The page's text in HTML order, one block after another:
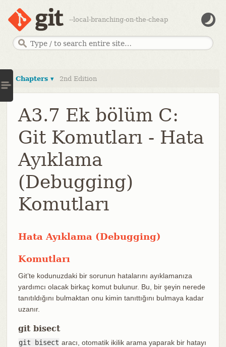
--local-branching-on-the-cheap
Chapters ▾ 2nd Edition
A3.7 Ek bölüm C:
Git Komutları - Hata
Ayıklama
(Debugging)
Komutları
Hata Ayıklama (Debugging)
Komutları
Git’te kodunuzdaki bir sorunun hatalarını ayıklamanıza
yardımcı olacak birkaç komut bulunur. Bu, bir şeyin nerede
tanıtıldığını bulmaktan onu kimin tanıttığını bulmaya kadar
uzanır.
git bisect
git bisect aracı, otomatik ikilik arama yaparak bir hatayı